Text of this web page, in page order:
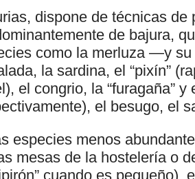
dispone de técnicas
de bajura,
como la merluza —y
la sardina, el “pixín”
el congrio, la “furagaña”
el besugo, el
especies menos
mesas de la hostelería o
cuando es pequeño),